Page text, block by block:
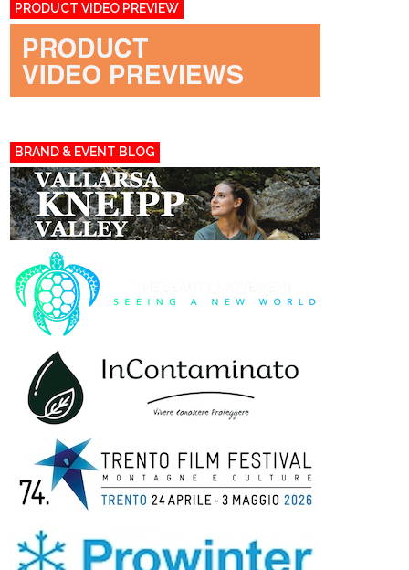
PRODUCT VIDEO PREVIEW
BRAND & EVENT BLOG